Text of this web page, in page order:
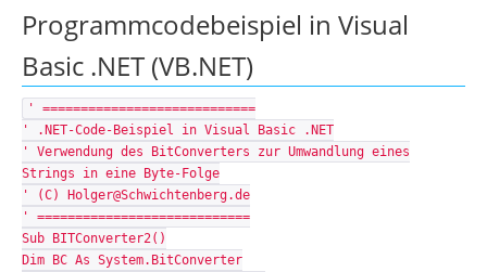
Programmcodebeispiel in Visual
Basic .NET (VB.NET)
' ============================
' .NET-Code-Beispiel in Visual Basic .NET
' Verwendung des BitConverters zur Umwandlung eines
Strings in eine Byte-Folge
' (C) Holger@Schwichtenberg.de
' ============================
Sub BITConverter2()
Dim BC As System.BitConverter